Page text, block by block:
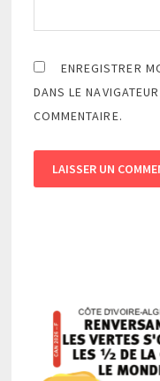
ENREGISTRER
DANS LE
COMMENTAIRE.